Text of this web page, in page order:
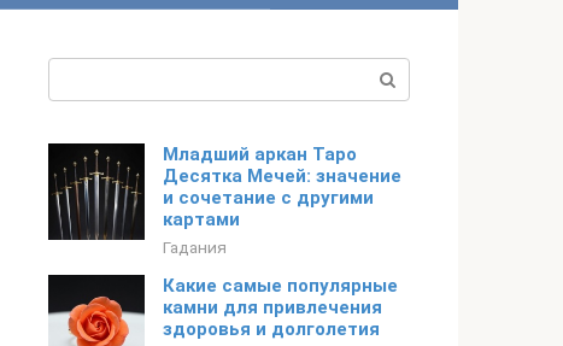
Младший аркан Таро
Десятка Мечей: значение
и сочетание с другими
картами
Гадания
Какие самые популярные
камни для привлечения
здоровья и долголетия